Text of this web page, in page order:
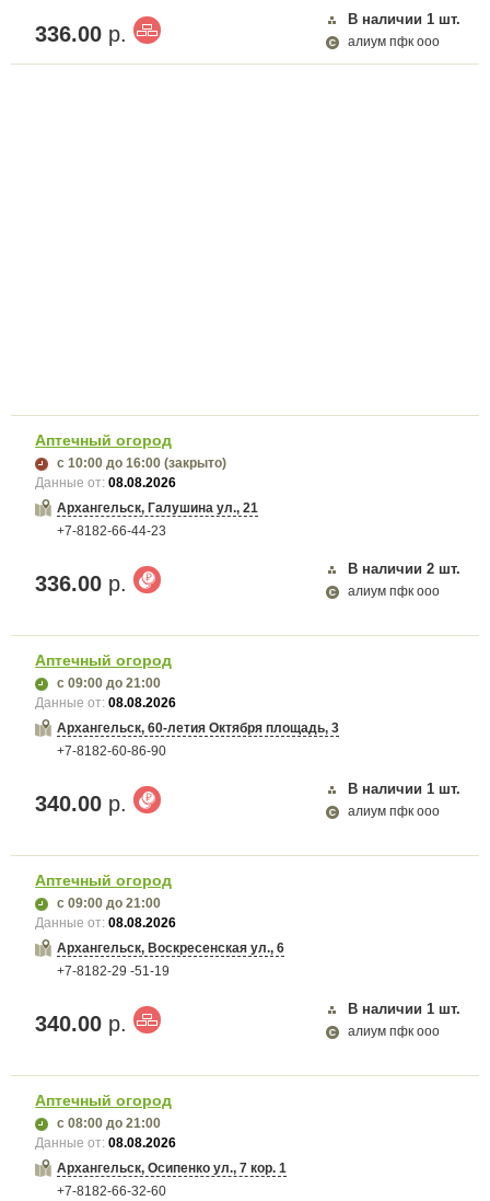
336.00 р.
В наличии 1 шт.
алиум пфк ооо
Аптечный огород
с 10:00 до 16:00 (закрыто)
Данные от:08.08.2026
Архангельск, Галушина ул., 21
+7-8182-66-44-23
336.00 р.
В наличии 2 шт.
алиум пфк ооо
Аптечный огород
с 09:00 до 21:00
Данные от:08.08.2026
Архангельск, 60-летия Октября площадь, 3
+7-8182-60-86-90
340.00 р.
В наличии 1 шт.
алиум пфк ооо
Аптечный огород
с 09:00 до 21:00
Данные от:08.08.2026
Архангельск, Воскресенская ул., 6
+7-8182-29 -51-19
340.00 р.
В наличии 1 шт.
алиум пфк ооо
Аптечный огород
с 08:00 до 21:00
Данные от:08.08.2026
Архангельск, Осипенко ул., 7 кор. 1
+7-8182-66-32-60